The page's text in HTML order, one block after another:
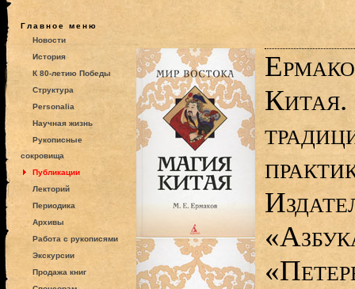
Главное меню
Новости
История
К 80-летию Победы
Структура
Personalia
Научная жизнь
Рукописные
сокровища
Публикации
Лекторий
Периодика
Архивы
Работа с рукописями
Экскурсии
Продажа книг
Китая.